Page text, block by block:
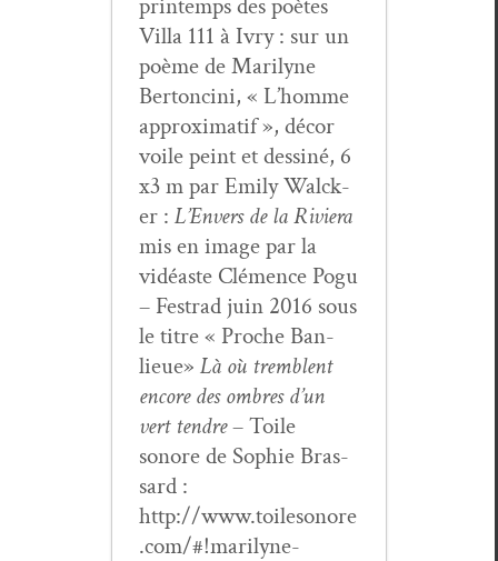
print­emps des poètes
Vil­la 111 à Ivry : sur un
poème de Mar­i­lyne
Bertonci­ni, « L’homme
approx­i­matif », décor
voile peint et dess­iné, 6
x3 m par Emi­ly Wal­ck­
er : L’Envers de la Riv­iera
mis en image par la
vidéaste Clé­mence Pogu
– Festrad juin 2016 sous
le titre « Proche Ban­
lieue» Là où trem­blent
encore des ombres d’un
vert ten­dre– Toile
sonore de Sophie Bras­
sard :
http://www.toilesonore
.com/#!marilyne-